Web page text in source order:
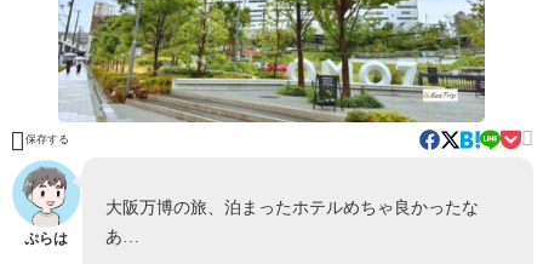
 保存する 
ぷらは
大阪万博の旅、泊まったホテルめちゃ良かったな
あ…